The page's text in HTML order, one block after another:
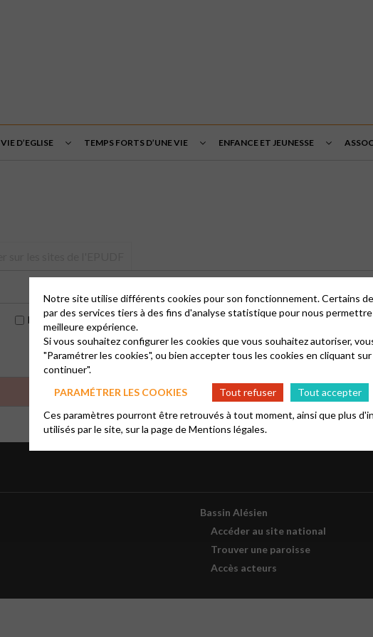
VIE D’EGLISE TEMPS FORTS D’UNE VIE ENFANCE ET JEUNESSE
Évènements Paroisses
Bassin Alésien
Accéder au site national
Trouver une paroisse
Accès acteurs
Notre site utilise différents cookies pour son fonctionnement. Certains
par des services tiers à des fins d'analyse statistique pour nous
meilleure expérience.
Si vous souhaitez configurer les cookies que vous souhaitez autoriser,
"Paramétrer les cookies", ou bien accepter tous les cookies en cliquant
continuer".
PARAMÉTRER LES COOKIES
Tout refuser
Tout accepter
Ces paramètres pourront être retrouvés à tout moment, ainsi que plus
utilisés par le site, sur la page deMentions légales.